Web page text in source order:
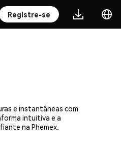
Registre-se
e instantâneas com
intuitiva e a
na Phemex.